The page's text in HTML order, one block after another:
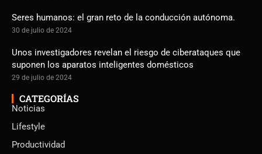
Seres humanos: el gran reto de la conducción autónoma.
30 de julio de 2024
Unos investigadores revelan el riesgo de ciberataques que
suponen los aparatos inteligentes domésticos
29 de julio de 2024
CATEGORÍAS
Noticias
Lifestyle
Productividad